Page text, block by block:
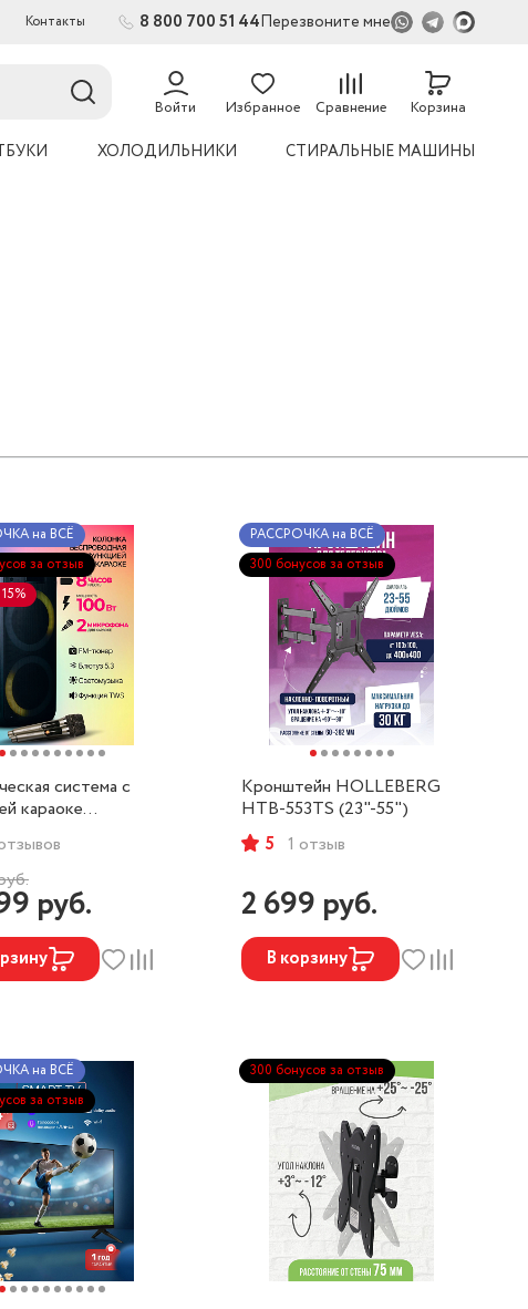
Контакты 8 800 700 51 44Перезвоните мне
Войти Избранное Сравнение Корзина
ХОЛОДИЛЬНИКИ СТИРАЛЬНЫЕ МАШИНЫ
система с
караоке
HX-510
руб.
на ВСЁ
за отзыв
Кронштейн HOLLEBERG
HTB-553TS (23"-55")
5 1 отзыв
2 699 руб.
В корзину
РАССРОЧКА на ВСЁ
300 бонусов за отзыв
на ВСЁ
за отзыв
300 бонусов за отзыв